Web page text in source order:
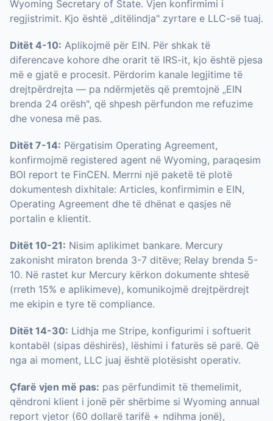
Wyoming Secretary of State. Vjen konfirmimi i
regjistrimit. Kjo është „ditëlindja" zyrtare e LLC-së tuaj.
Ditët 4-10: Aplikojmë për EIN. Për shkak të
diferencave kohore dhe orarit të IRS-it, kjo është pjesa
më e gjatë e procesit. Përdorim kanale legjitime të
drejtpërdrejta — pa ndërmjetës që premtojnë „EIN
brenda 24 orësh", që shpesh përfundon me refuzime
dhe vonesa më pas.
Ditët 7-14: Përgatisim Operating Agreement,
konfirmojmë registered agent në Wyoming, paraqesim
BOI report te FinCEN. Merrni një paketë të plotë
dokumentesh dixhitale: Articles, konfirmimin e EIN,
Operating Agreement dhe të dhënat e qasjes në
portalin e klientit.
Ditët 10-21: Nisim aplikimet bankare. Mercury
zakonisht miraton brenda 3-7 ditëve; Relay brenda 5-
10. Në rastet kur Mercury kërkon dokumente shtesë
(rreth 15% e aplikimeve), komunikojmë drejtpërdrejt
me ekipin e tyre të compliance.
Ditët 14-30: Lidhja me Stripe, konfigurimi i softuerit
kontabël (sipas dëshirës), lëshimi i faturës së parë. Që
nga ai moment, LLC juaj është plotësisht operativ.
Çfarë vjen më pas: pas përfundimit të themelimit,
qëndroni klient i jonë për shërbime si Wyoming annual
report vjetor (60 dollarë tarifë + ndihma jonë),